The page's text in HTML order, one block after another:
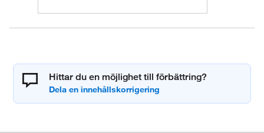
Hittar du en möjlighet till förbättring?